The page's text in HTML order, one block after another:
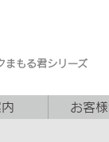
まもる君シリーズ
お客